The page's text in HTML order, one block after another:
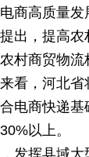
商高质量发
出，提高
村商贸物流
看，河北
电商快递
以上。
发挥县域